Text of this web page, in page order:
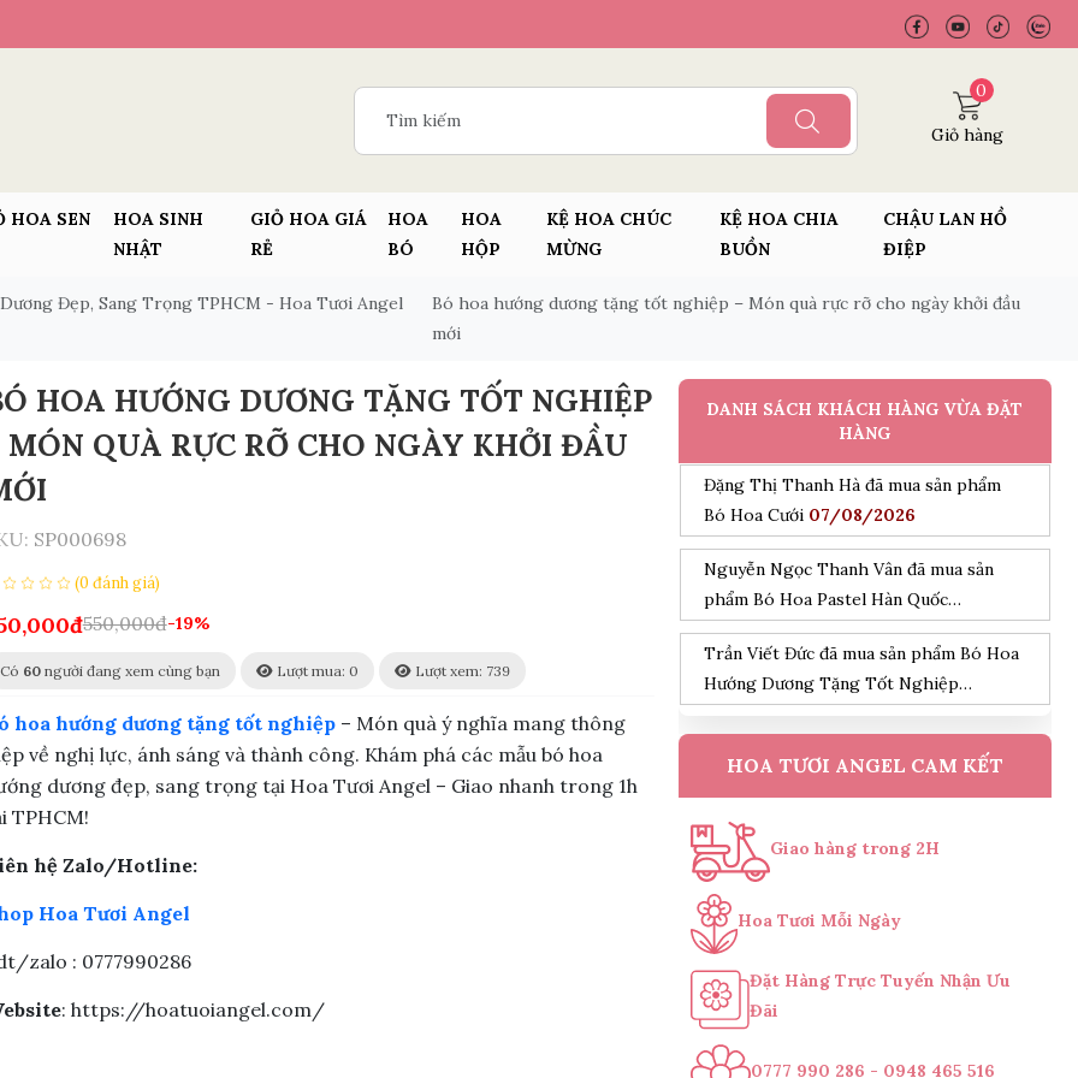
0
Giỏ hàng
HOA SEN
HOA SINH
NHẬT
GIỎ HOA GIÁ
RẺ
HOA
BÓ
HOA
HỘP
KỆ HOA CHÚC
MỪNG
KỆ HOA CHIA
BUỒN
CHẬU LAN HỒ
ĐIỆP
Đẹp, Sang Trọng TPHCM - Hoa Tươi Angel
Bó hoa hướng dương tặng tốt nghiệp – Món quà rực rỡ cho ngày khởi đầu
mới
HOA HƯỚNG DƯƠNG TẶNG TỐT NGHIỆP
MÓN QUÀ RỰC RỠ CHO NGÀY KHỞI ĐẦU
SP000698
(0 đánh giá)
550,000đ-19%
Có 60người đang xem cùng bạn Lượt mua: 0 Lượt xem: 739
hoa hướng dương tặng tốt nghiệp– Món quà ý nghĩa mang thông
về nghị lực, ánh sáng và thành công. Khám phá các mẫu bó hoa
dương đẹp, sang trọng tại Hoa Tươi Angel – Giao nhanh trong 1h
TPHCM!
hệ Zalo/Hotline:
Hoa Tươi Angel
zalo : 0777990286
: https://hoatuoiangel.com/
DANH SÁCH KHÁCH HÀNG VỪA ĐẶT
HÀNG
chậu lan hồ điệp vàng 9 cành
07/08/2026
Nguyễn Thanh Bình đã mua sản phẩm
07/08/2026
Bùi Đức Trung đã mua sản phẩm Lẵng
hoa sen đá
07/08/2026
Mang Ngọc Tuyền đã mua sản phẩm Bó
Trương Thị Mỹ Tiên đã mua sản phẩm
Giỏ Hoa Sinh Nhật07/08/2026
Đặng Thị Thanh Hà đã mua sản phẩm
Bó Hoa Cưới 07/08/2026
Nguyễn Ngọc Thanh Vân đã mua sản
phẩm Bó Hoa Pastel Hàn Quốc
07/08/2026
Trần Viết Đức đã mua sản phẩm Bó Hoa
Hướng Dương Tặng Tốt Nghiệp
Đỗ Hoàng Nam đã mua sản phẩm Kệ
Hoa Khai Trương Tone Hồng
07/08/2026
Nguyễn Minh Hiếu đã mua sản phẩm Kệ
Hoa Tang Lễ Cao Cấp07/08/2026
Trần Phước Hưng đã mua sản phẩm
chậu lan hồ điệp vàng 9 cành
07/08/2026
Nguyễn Thanh Bình đã mua sản phẩm
Bó hoa dâu tây kết hợp Cherry
07/08/2026
HOA TƯƠI ANGEL CAM KẾT
Giao hàng trong 2H
Hoa Tươi Mỗi Ngày
Đặt Hàng Trực Tuyến Nhận Ưu
Đãi
0777 990 286 - 0948 465 516